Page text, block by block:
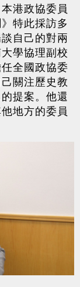
港政協委員
特此採訪多
自己的對兩
學協理副校
全國政協委
關注歷史教
提案。他還
地方的委員